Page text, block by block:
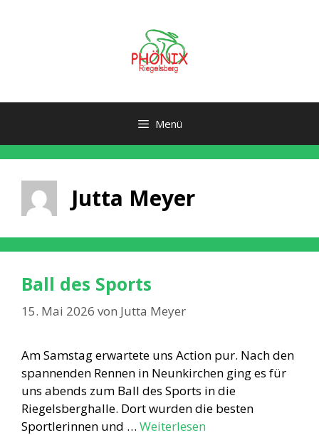
Menü
Jutta Meyer
Ball des Sports
15. Mai 2026 von Jutta Meyer
Am Samstag erwartete uns Action pur. Nach den
spannenden Rennen in Neunkirchen ging es für
uns abends zum Ball des Sports in die
Riegelsberghalle. Dort wurden die besten
Sportlerinnen und … Weiterlesen